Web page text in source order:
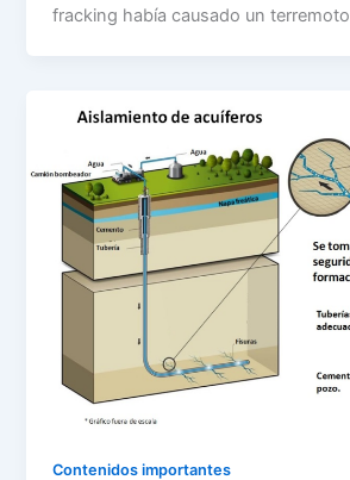
fracking había causado un terremoto
Contenidos importantes